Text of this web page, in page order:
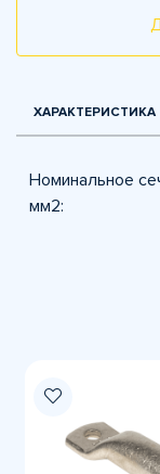
ХАРАКТЕРИСТИКА
Номинальное
мм2: